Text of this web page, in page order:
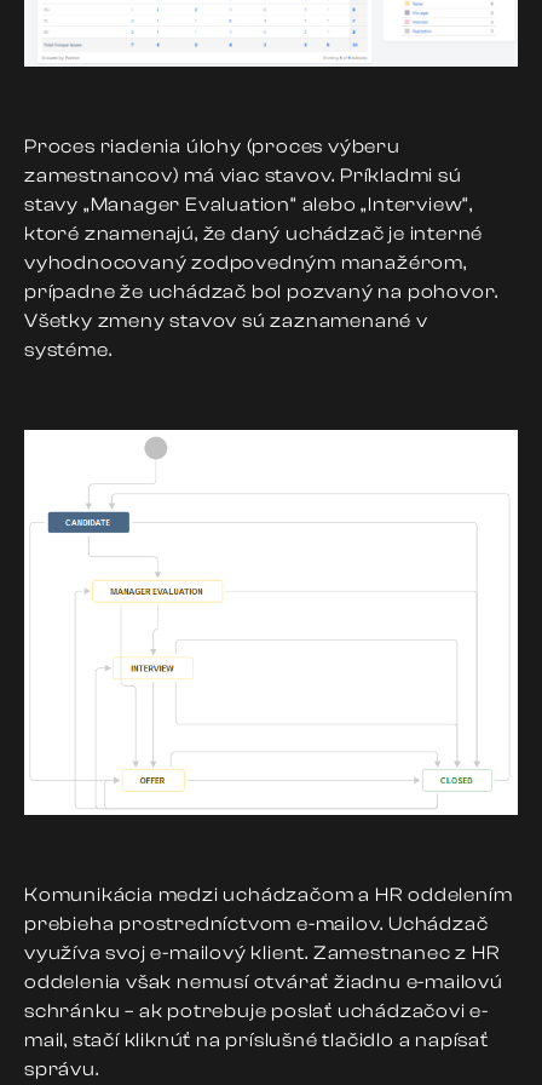
Proces riadenia úlohy (proces výberu
zamestnancov) má viac stavov. Príkladmi sú
stavy „Manager Evaluation“ alebo „Interview“,
ktoré znamenajú, že daný uchádzač je interné
vyhodnocovaný zodpovedným manažérom,
prípadne že uchádzač bol pozvaný na pohovor.
Všetky zmeny stavov sú zaznamenané v
systéme.
Komunikácia medzi uchádzačom a HR oddelením
prebieha prostredníctvom e-mailov. Uchádzač
využíva svoj e-mailový klient. Zamestnanec z HR
oddelenia však nemusí otvárať žiadnu e-mailovú
schránku – ak potrebuje poslať uchádzačovi e-
mail, stačí kliknúť na príslušné tlačidlo a napísať
správu.